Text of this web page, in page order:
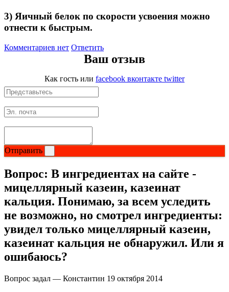
3) Яичный белок по скорости усвоения можно
отнести к быстрым.
Комментариев нет Ответить
Ваш отзыв
Как гость или facebook вконтакте twitter
Отправить
Вопрос: В ингредиентах на сайте -
мицеллярный казеин, казеинат
кальция. Понимаю, за всем уследить
не возможно, но смотрел ингредиенты:
увидел только мицеллярный казеин,
казеинат кальция не обнаружил. Или я
ошибаюсь?
Вопрос задал — Константин 19 октября 2014